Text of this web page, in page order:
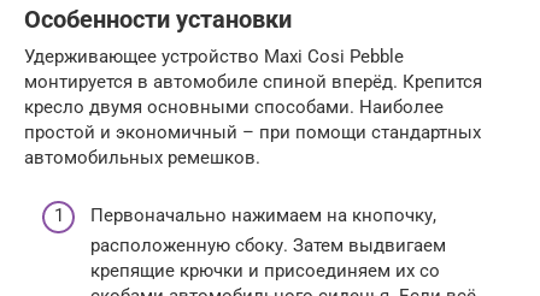
Особенности установки
Удерживающее устройство Maxi Cosi Pebble
монтируется в автомобиле спиной вперёд. Крепится
кресло двумя основными способами. Наиболее
простой и экономичный – при помощи стандартных
автомобильных ремешков.
Первоначально нажимаем на кнопочку,
расположенную сбоку. Затем выдвигаем
крепящие крючки и присоединяем их со